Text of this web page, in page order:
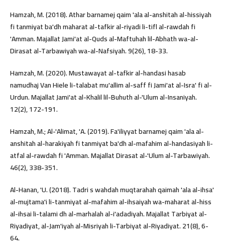
Hamzah, M. (2018). Athar barnamej qaim 'ala al-anshitah al-hissiyah
fi tanmiyat ba'dh maharat al-tafkir al-riyadi li-tifl al-rawdah fi
'Amman. Majallat Jami'at al-Quds al-Maftuhah lil-Abhath wa-al-
Dirasat al-Tarbawiyah wa-al-Nafsiyah. 9(26), 18-33.
Hamzah, M. (2020). Mustawayat al-tafkir al-handasi hasab
namudhaj Van Hiele li-talabat mu'allim al-saff fi Jami'at al-Isra' fi al-
Urdun. Majallat Jami'at al-Khalil lil-Buhuth al-'Ulum al-Insaniyah.
12(2), 172-191.
Hamzah, M.; Al-'Alimat, 'A. (2019). Fa'iliyyat barnamej qaim 'ala al-
anshitah al-harakiyah fi tanmiyat ba'dh al-mafahim al-handasiyah li-
atfal al-rawdah fi 'Amman. Majallat Dirasat al-'Ulum al-Tarbawiyah.
46(2), 338-351.
Al-Hanan, 'U. (2018). Tadri s wahdah muqtarahah qaimah 'ala al-ihsa'
al-mujtama'i li-tanmiyat al-mafahim al-ihsaiyah wa-maharat al-hiss
al-ihsai li-talami dh al-marhalah al-i'adadiyah. Majallat Tarbiyat al-
Riyadiyat, al-Jam'iyah al-Misriyah li-Tarbiyat al-Riyadiyat. 21(8), 6-
64.